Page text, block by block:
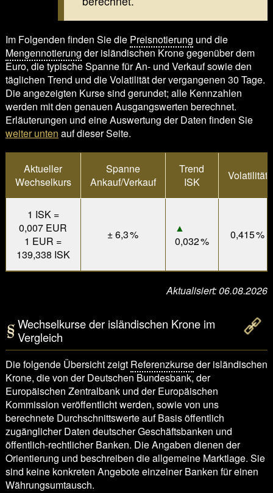
Im Folgenden finden Sie die Preisnotierung und die
Mengennotierung der isländischen Krone gegenüber dem
Euro, die typische Spanne für An- und Verkauf sowie den
täglichen Trend und die Volatilität der vergangenen 30 Tage.
Die angezeigten Kurse sind gerundet; alle Kennzahlen
werden mit den genauen Ausgangswerten berechnet.
Erläuterungen und eine Auswertung der Daten finden Sie
weiter unten auf dieser Seite.
Aktueller
Wechselkurs
Spanne
Ankauf/Verkauf
Trend
ISK
Volatilität
1 ISK =
0,007 EUR
1 EUR =
139,338 ISK
± 6,3 %
▲
0,032 %
0,415 %
Aktualisiert: 06.08.2026
Wechselkurse der isländischen Krone im
Vergleich
Die folgende Übersicht zeigt Referenzkurseder isländischen
Krone, die von der Deutschen Bundesbank, der
Europäischen Zentralbank und der Europäischen
Kommission veröffentlicht werden, sowie von uns
berechnete Durchschnittswerte auf Basis öffentlich
zugänglicher Daten deutscher Geschäftsbanken und
öffentlich-rechtlicher Banken. Die Angaben dienen der
Orientierung und beschreiben die allgemeine Marktlage. Sie
sind keine konkreten Angebote einzelner Banken für einen
Währungsumtausch.